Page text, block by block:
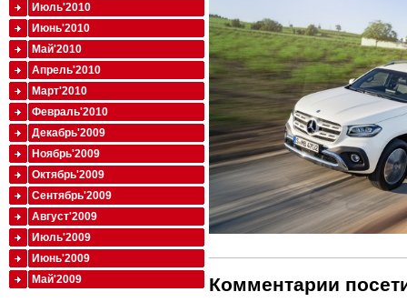
Комментарии
Июль'2010
Июнь'2010
Май'2010
Апрель'2010
Март'2010
Февраль'2010
Декабрь'2009
Ноябрь'2009
Октябрь'2009
Сентябрь'2009
Август'2009
Июль'2009
Июнь'2009
Май'2009